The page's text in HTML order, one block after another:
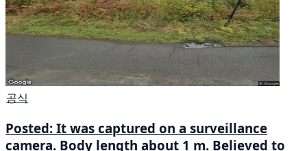
공식
Posted: It was captured on a surveillance
camera. Body length about 1 m. Believed to